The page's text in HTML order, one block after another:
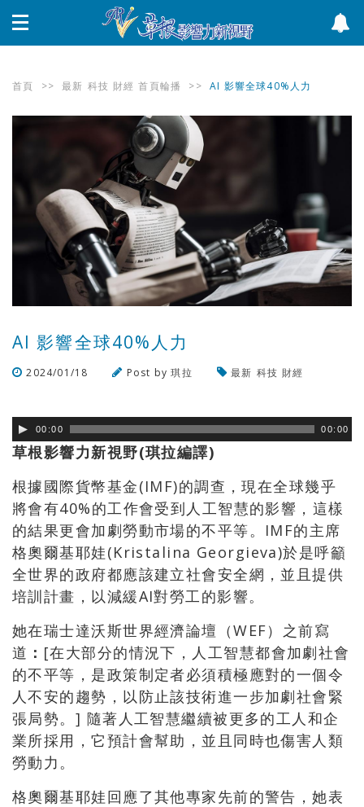
首頁 >> 最新 科技 財經 首頁輪播 >> AI 影響全球40%人力
AI 影響全球40%人力
2024/01/18 Post by琪拉 最新 科技 財經
00:00 00:00
草根影響力新視野(琪拉編譯)
根據國際貨幣基金(IMF)的調查，現在全球幾乎
將會有40%的工作會受到人工智慧的影響，這樣
的結果更會加劇勞動市場的不平等。IMF的主席
格奧爾基耶娃(Kristalina Georgieva)於是呼籲
全世界的政府都應該建立社會安全網，並且提供
培訓計畫，以減緩AI對勞工的影響。
她在瑞士達沃斯世界經濟論壇（WEF）之前寫
道 ： [在大部分的情況下，人工智慧都會加劇社會
的不平等，是政策制定者必須積極應對的一個令
人不安的趨勢，以防止該技術進一步加劇社會緊
張局勢。] 隨著人工智慧繼續被更多的工人和企
業所採用，它預計會幫助，並且同時也傷害人類
勞動力。
格奧爾基耶娃回應了其他專家先前的警告，她表